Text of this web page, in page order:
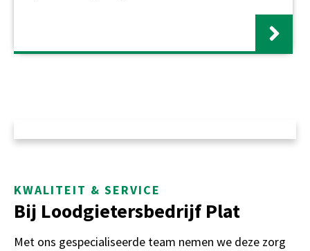
KWALITEIT & SERVICE
Bij Loodgietersbedrijf Plat
Met ons gespecialiseerde team nemen we deze zorg